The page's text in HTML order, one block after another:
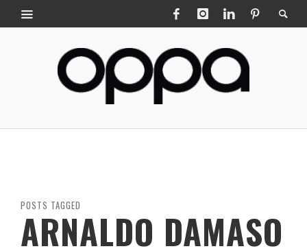
POSTS TAGGED
ARNALDO DAMASO